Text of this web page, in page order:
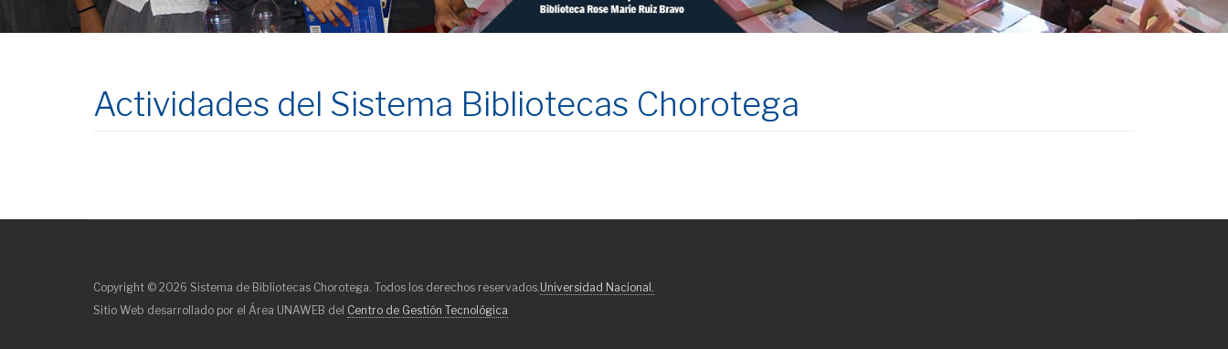
Actividades del Sistema Bibliotecas Chorotega
Copyright © 2026 Sistema de Bibliotecas Chorotega. Todos los derechos reservados.Universidad Nacional.
Sitio Web desarrollado por el Área UNAWEB del Centro de Gestión Tecnológica